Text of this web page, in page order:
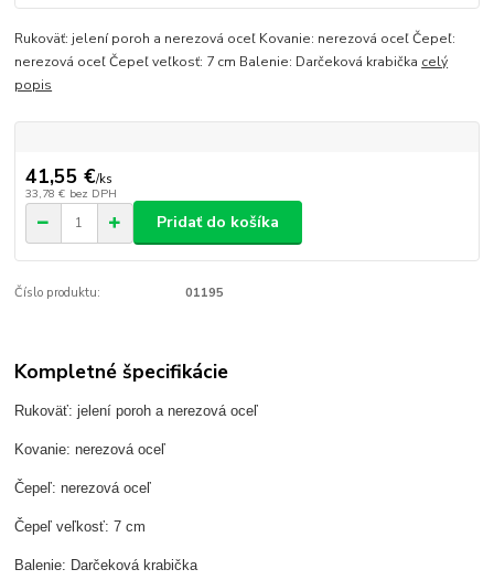
Rukoväť: jelení poroh a nerezová oceľ Kovanie: nerezová oceľ Čepeľ:
nerezová oceľ Čepeľ veľkosť: 7 cm Balenie: Darčeková krabička celý
popis
41,55 €/ks
33,78 € bez DPH
Pridať do košíka
Číslo produktu: 01195
Kompletné špecifikácie
Rukoväť: jelení poroh a nerezová oceľ
Kovanie: nerezová oceľ
Čepeľ: nerezová oceľ
Čepeľ veľkosť: 7 cm
Balenie: Darčeková krabička